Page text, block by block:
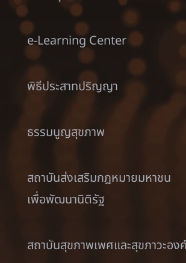
e-Learning Center
พิธีประสาทปริญญา
ธรรมนูญสุขภาพ
สถาบันส่งเสริมกฎหมายมหาชน
เพื่อพัฒนานิติรัฐ
สถาบันสุขภาพเพศและสุขภาวะอง